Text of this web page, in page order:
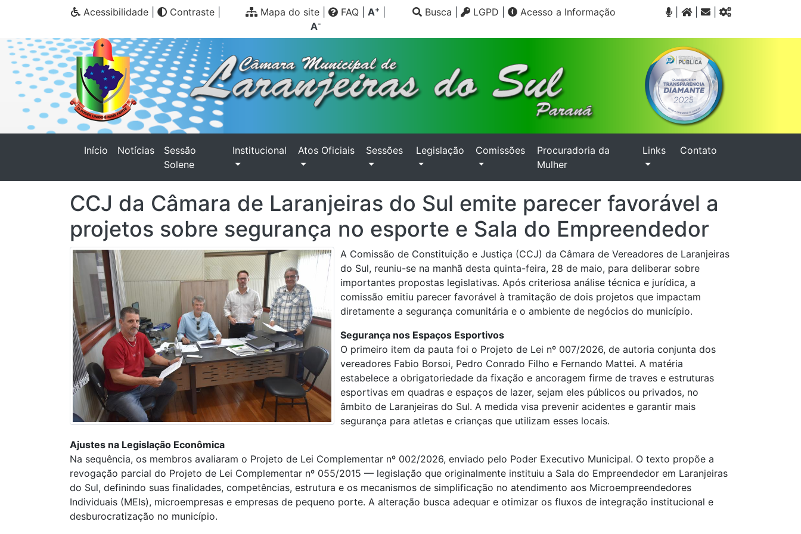
Acessibilidade Contraste Mapa do site FAQ A+
A-
Busca LGPD Acesso a Informação |
Início (current)
Notícias
Sessão
Solene
Institucional Atos Oficiais Sessões Legislação Comissões
Procuradoria da
Mulher
Links Contato
CCJ da Câmara de Laranjeiras do Sul emite parecer favorável a
projetos sobre segurança no esporte e Sala do Empreendedor
A Comissão de Constituição e Justiça (CCJ) da Câmara de Vereadores de Laranjeiras
do Sul, reuniu-se na manhã desta quinta-feira, 28 de maio, para deliberar sobre
importantes propostas legislativas. Após criteriosa análise técnica e jurídica, a
comissão emitiu parecer favorável à tramitação de dois projetos que impactam
diretamente a segurança comunitária e o ambiente de negócios do município.
Segurança nos Espaços Esportivos
O primeiro item da pauta foi o Projeto de Lei nº 007/2026, de autoria conjunta dos
vereadores Fabio Borsoi, Pedro Conrado Filho e Fernando Mattei. A matéria
estabelece a obrigatoriedade da fixação e ancoragem firme de traves e estruturas
esportivas em quadras e espaços de lazer, sejam eles públicos ou privados, no
âmbito de Laranjeiras do Sul. A medida visa prevenir acidentes e garantir mais
segurança para atletas e crianças que utilizam esses locais.
Ajustes na Legislação Econômica
Na sequência, os membros avaliaram o Projeto de Lei Complementar nº 002/2026, enviado pelo Poder Executivo Municipal. O texto propõe a
revogação parcial do Projeto de Lei Complementar nº 055/2015 — legislação que originalmente instituiu a Sala do Empreendedor em Laranjeiras
do Sul, definindo suas finalidades, competências, estrutura e os mecanismos de simplificação no atendimento aos Microempreendedores
Individuais (MEIs), microempresas e empresas de pequeno porte. A alteração busca adequar e otimizar os fluxos de integração institucional e
desburocratização no município.